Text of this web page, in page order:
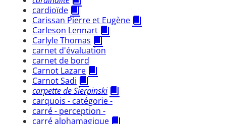
cardioïde
Carissan Pierre et Eugène
Carleson Lennart
Carlyle Thomas
carnet d'évaluation
carnet de bord
Carnot Lazare
Carnot Sadi
carpette de Sierpinski
carquois - catégorie -
carré - perception -
carré alphamagique